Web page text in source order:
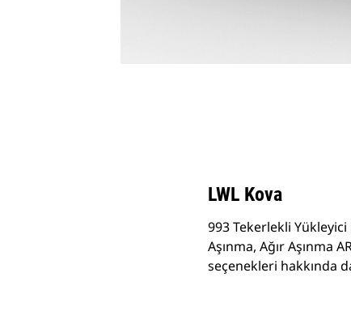
LWL Kova
993 Tekerlekli Yükleyici
Aşınma, Ağır Aşınma
seçenekleri hakkında